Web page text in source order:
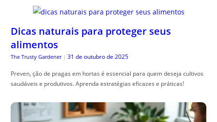
Dicas naturais para proteger seus
alimentos
The Trusty Gardener | 31 de outubro de 2025
Preven, ção de pragas em hortas é essencial para quem deseja cultivos
saudáveis e produtivos. Aprenda estratégias eficazes e práticas!